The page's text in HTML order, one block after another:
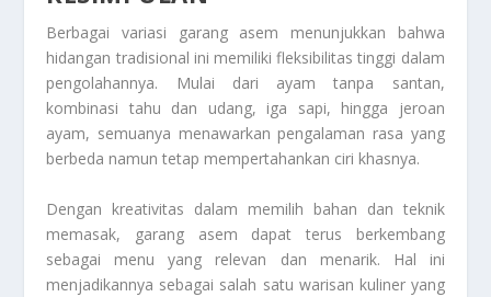
Berbagai variasi garang asem menunjukkan bahwa
hidangan tradisional ini memiliki fleksibilitas tinggi dalam
pengolahannya. Mulai dari ayam tanpa santan,
kombinasi tahu dan udang, iga sapi, hingga jeroan
ayam, semuanya menawarkan pengalaman rasa yang
berbeda namun tetap mempertahankan ciri khasnya.
Dengan kreativitas dalam memilih bahan dan teknik
memasak, garang asem dapat terus berkembang
sebagai menu yang relevan dan menarik. Hal ini
menjadikannya sebagai salah satu warisan kuliner yang